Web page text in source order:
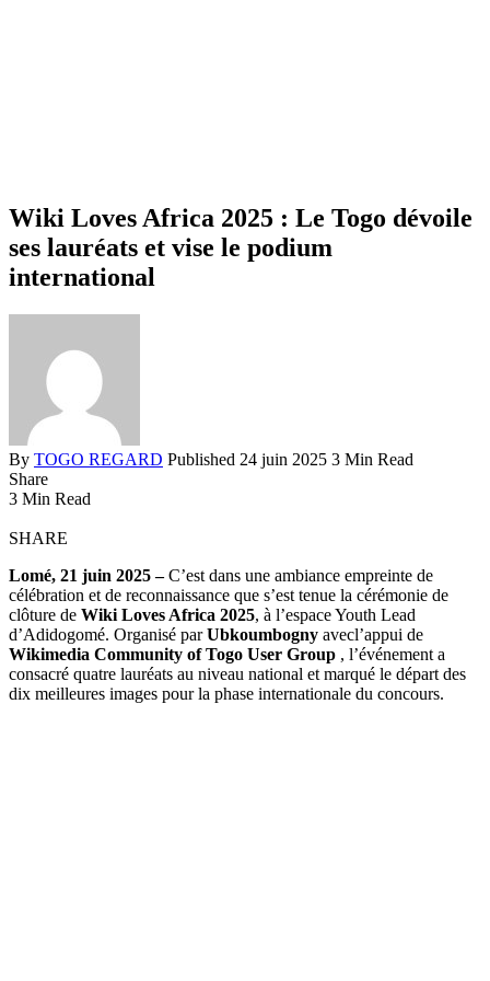
Wiki Loves Africa 2025 : Le Togo dévoile
ses lauréats et vise le podium
international
By TOGO REGARD Published 24 juin 2025 3 Min Read
Share
3 Min Read
SHARE
Lomé, 21 juin 2025 –C’est dans une ambiance empreinte de
célébration et de reconnaissance que s’est tenue la cérémonie de
clôture de Wiki Loves Africa 2025, à l’espace Youth Lead
d’Adidogomé. Organisé parUbkoumbogny avecl’appui de
Wikimedia Community of Togo User Group , l’événement a
consacré quatre lauréats au niveau national et marqué le départ des
dix meilleures images pour la phase internationale du concours.